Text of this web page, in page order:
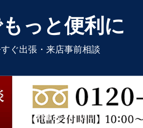
っと便利に
ぐ出張・来店事前相談